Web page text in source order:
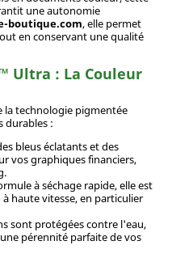
une autonomie
boutique.com, elle permet
en conservant une qualité
Ultra : La Couleur
la technologie pigmentée
durables :
bleus éclatants et des
vos graphiques financiers,
à séchage rapide, elle est
haute vitesse, en particulier
sont protégées contre l'eau,
pérennité parfaite de vos